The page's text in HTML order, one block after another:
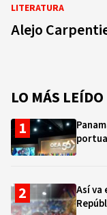
LITERATURA
Alejo
LO MÁS LEÍDO
Así va